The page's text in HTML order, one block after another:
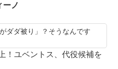
ーノ
ダダ被り」？そうなんです
！ユベントス、代役候補を